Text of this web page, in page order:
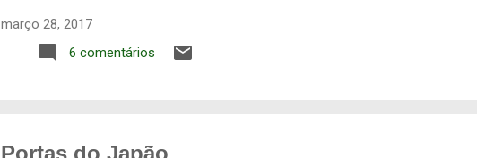
março 28, 2017
6 comentários
Portas do Japão